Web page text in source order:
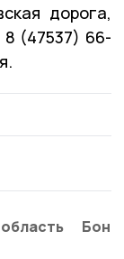
дорога,
(47537) 66-